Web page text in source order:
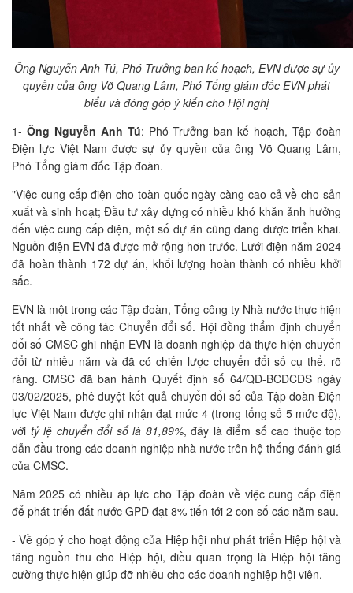
Ông Nguyễn Anh Tú, Phó Trưởng ban kế hoạch, EVN được sự ủy
quyền của ông Võ Quang Lâm, Phó Tổng giám đốc EVN phát
biểu và đóng góp ý kiến cho Hội nghị
1- Ông Nguyễn Anh Tú: Phó Trưởng ban kế hoạch, Tập đoàn
Điện lực Việt Nam được sự ủy quyền của ông Võ Quang Lâm,
Phó Tổng giám đốc Tập đoàn.
"Việc cung cấp điện cho toàn quốc ngày càng cao cả về cho sản
xuất và sinh hoạt; Đầu tư xây dựng có nhiều khó khăn ảnh hưởng
đến việc cung cấp điện, một số dự án cũng đang được triển khai.
Nguồn điện EVN đã được mở rộng hơn trước. Lưới điện năm 2024
đã hoàn thành 172 dự án, khối lượng hoàn thành có nhiều khởi
sắc.
EVN là một trong các Tập đoàn, Tổng công ty Nhà nước thực hiện
tốt nhất về công tác Chuyển đổi số. Hội đồng thẩm định chuyển
đổi số CMSC ghi nhận EVN là doanh nghiệp đã thực hiện chuyển
đổi từ nhiều năm và đã có chiến lược chuyển đổi số cụ thể, rõ
ràng. CMSC đã ban hành Quyết định số 64/QĐ-BCĐCĐS ngày
03/02/2025, phê duyệt kết quả chuyển đổi số của Tập đoàn Điện
lực Việt Nam được ghi nhận đạt mức 4 (trong tổng số 5 mức độ),
với tỷ lệ chuyển đổi số là 81,89%, đây là điểm số cao thuộc top
dẫn đầu trong các doanh nghiệp nhà nước trên hệ thống đánh giá
của CMSC.
Năm 2025 có nhiều áp lực cho Tập đoàn về việc cung cấp điện
để phát triển đất nước GPD đạt 8% tiến tới 2 con số các năm sau.
- Về góp ý cho hoạt động của Hiệp hội như phát triển Hiệp hội và
tăng nguồn thu cho Hiệp hội, điều quan trọng là Hiệp hội tăng
cường thực hiện giúp đỡ nhiều cho các doanh nghiệp hội viên.